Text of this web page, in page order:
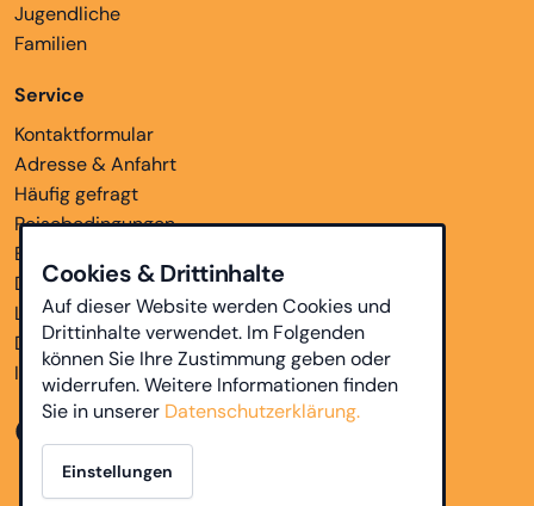
Jugendliche
Familien
Service
Kontaktformular
Adresse & Anfahrt
Häufig gefragt
Reisebedingungen
Bankverbindungen
Downloads
Links
Datenschutz
Impressum
Cookies & Drittinhalte
Auf dieser Website werden Cookies und
Drittinhalte verwendet. Im Folgenden
können Sie Ihre Zustimmung geben oder
widerrufen. Weitere Informationen finden
Sie in unserer Datenschutzerklärung.
Einstellungen